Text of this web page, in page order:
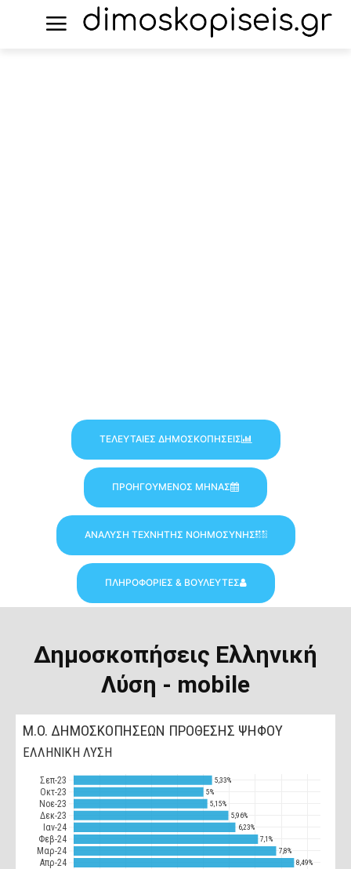
ΤΕΛΕΥΤΑΙΕΣ ΔΗΜΟΣΚΟΠΗΣΕΙΣ
ΠΡΟΗΓΟΥΜΕΝΟΣ ΜΗΝΑΣ
ΑΝΑΛΥΣΗ ΤΕΧΝΗΤΗΣ ΝΟΗΜΟΣΥΝΗΣ
ΠΛΗΡΟΦΟΡΙΕΣ & ΒΟΥΛΕΥΤΕΣ
Δημοσκοπήσεις Ελληνική
Λύση - mobile